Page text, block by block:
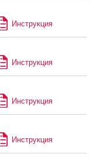
Инструкция
Инструкция
Инструкция
Инструкция